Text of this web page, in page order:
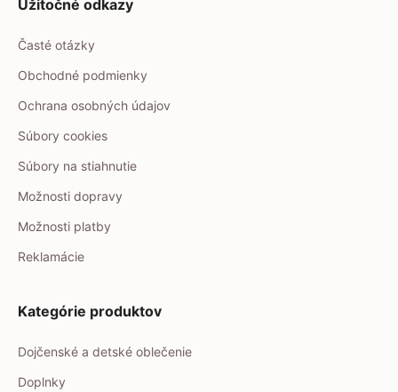
Užitočné odkazy
Časté otázky
Obchodné podmienky
Ochrana osobných údajov
Súbory cookies
Súbory na stiahnutie
Možnosti dopravy
Možnosti platby
Reklamácie
Kategórie produktov
Dojčenské a detské oblečenie
Doplnky